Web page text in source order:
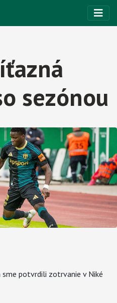
sezónou
sme potvrdili zotrvanie v Niké